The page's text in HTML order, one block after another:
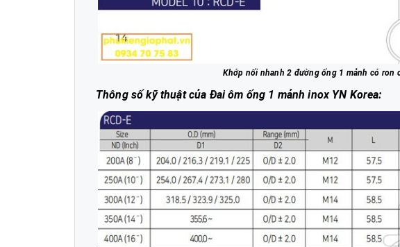
Khớp nối nhanh 2 đường ống 1 mảnh có ron
Thông số kỹ thuật của Đai ôm ống 1 mảnh inox YN Korea: